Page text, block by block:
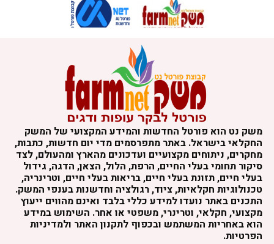
משק נט הוא פורטל החדשות והמידע המקצועי של המשק
החקלאי בישראל. באתר מתפרסמים מדי יום חדשות, כתבות,
מחקרים, ניתוחים מקצועיים ועדכונים מהארץ ומהעולם, לצד
סיקור תחומי בעלי החיים, הרפת, הלול, הצאן, הדגה, גידול
בעלי חיים, תזונת בעלי חיים, בריאות בעלי חיים, וטרינריה,
טכנולוגיות חקלאיות, ציוד, רגולציה וחדשנות בענפי המשק.
התכנים באתר נועדו למידע כללי בלבד ואינם מהווים ייעוץ
מקצועי, חקלאי, וטרינרי, משפטי או אחר. השימוש במידע
הוא באחריות המשתמש ובכפוף לתקנון האתר ולמדיניות
הפרטיות.